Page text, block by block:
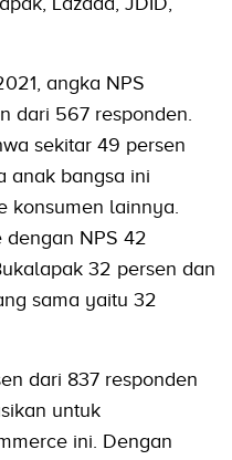
angka NPS
dari 567 responden.
sekitar 49 persen
anak bangsa ini
konsumen lainnya.
dengan NPS 42
32 persen dan
sama yaitu 32
dari 837 responden
untuk
ini. Dengan